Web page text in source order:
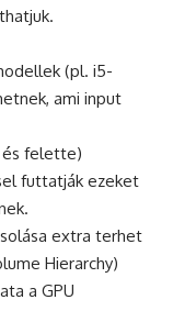
(pl. i5-
ami input
és felette)
futtatják ezeket
extra terhet
Hierarchy)
a GPU